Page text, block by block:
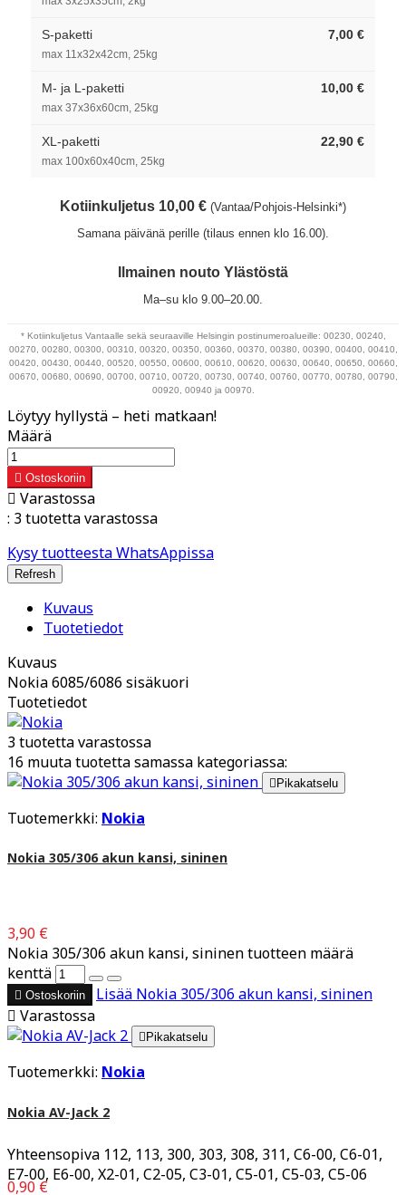
S-paketti
max 11x32x42cm, 25kg
7,00 €
M- ja L-paketti
max 37x36x60cm, 25kg
10,00 €
XL-paketti
max 100x60x40cm, 25kg
22,90 €
Kotiinkuljetus 10,00 € (Vantaa/Pohjois-Helsinki*)
Samana päivänä perille (tilaus ennen klo 16.00).
Ilmainen nouto Ylästöstä
Ma–su klo 9.00–20.00.
* Kotiinkuljetus Vantaalle sekä seuraaville Helsingin postinumeroalueille: 00230, 00240,
00270, 00280, 00300, 00310, 00320, 00350, 00360, 00370, 00380, 00390, 00400, 00410,
00420, 00430, 00440, 00520, 00550, 00600, 00610, 00620, 00630, 00640, 00650, 00660,
00670, 00680, 00690, 00700, 00710, 00720, 00730, 00740, 00760, 00770, 00780, 00790,
00920, 00940 ja 00970.
Löytyy hyllystä – heti matkaan!
Määrä
 Ostoskoriin
 Varastossa
: 3 tuotetta varastossa
Kysy tuotteesta WhatsAppissa
Kuvaus
Tuotetiedot
Kuvaus
Nokia 6085/6086 sisäkuori
Tuotetiedot
3 tuotetta varastossa
16 muuta tuotetta samassa kategoriassa:
Pikakatselu
Tuotemerkki: Nokia
Nokia 305/306 akun kansi, sininen
3,90 €
Nokia 305/306 akun kansi, sininen tuotteen määrä
kenttä
 Ostoskoriin Lisää Nokia 305/306 akun kansi, sininen
 Varastossa
 Pikakatselu
Tuotemerkki: Nokia
Nokia AV-Jack 2
Yhteensopiva 112, 113, 300, 303, 308, 311, C6-00, C6-01,
E7-00, E6-00, X2-01, C2-05, C3-01, C5-01, C5-03, C5-06
0,90 €